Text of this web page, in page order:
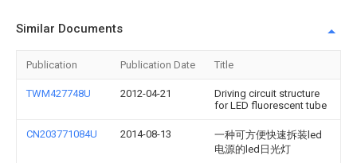
Similar Documents
Publication Publication Date Title
TWM427748U 2012-04-21
Driving circuit structure
for LED fluorescent tube
CN203771084U 2014-08-13
一种可方便快速拆装led
电源的led日光灯